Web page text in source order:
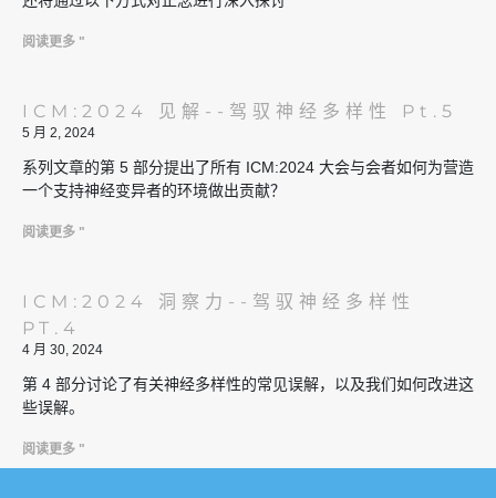
阅读更多 "
ICM:2024 见解--驾驭神经多样性 Pt.5
5 月 2, 2024
系列文章的第 5 部分提出了所有 ICM:2024 大会与会者如何为营造
一个支持神经变异者的环境做出贡献？
阅读更多 "
ICM:2024 洞察力--驾驭神经多样性
PT.4
4 月 30, 2024
第 4 部分讨论了有关神经多样性的常见误解，以及我们如何改进这
些误解。
阅读更多 "